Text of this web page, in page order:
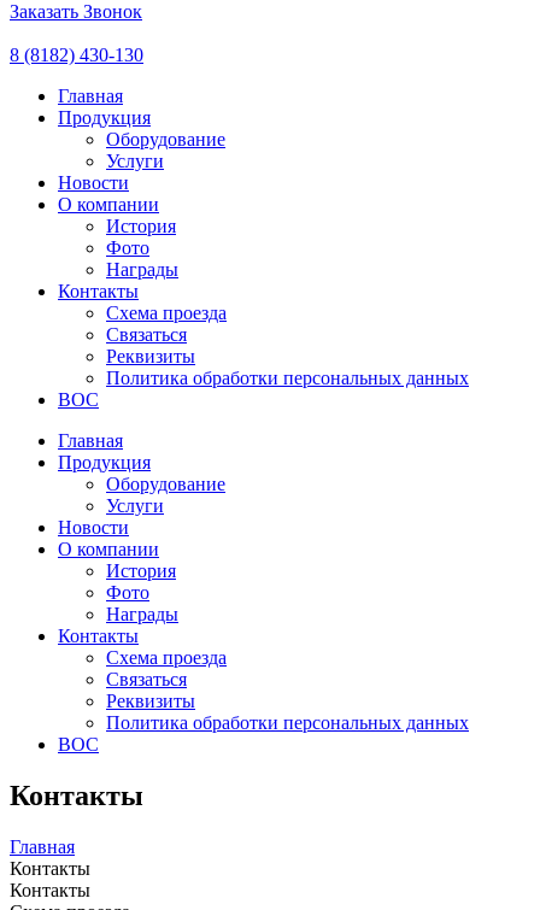
Заказать Звонок
8 (8182) 430-130
Главная
Продукция
Оборудование
Услуги
Новости
О компании
История
Фото
Награды
Контакты
Схема проезда
Связаться
Реквизиты
Политика обработки персональных данных
ВОС
Главная
Продукция
Оборудование
Услуги
Новости
О компании
История
Фото
Награды
Контакты
Схема проезда
Связаться
Реквизиты
Политика обработки персональных данных
ВОС
Контакты
Главная
Контакты
Контакты